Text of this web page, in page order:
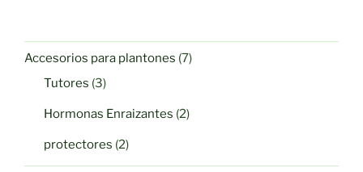
Accesorios para plantones 77
Tutores 33
Hormonas Enraizantes 22
protectores 22
productos